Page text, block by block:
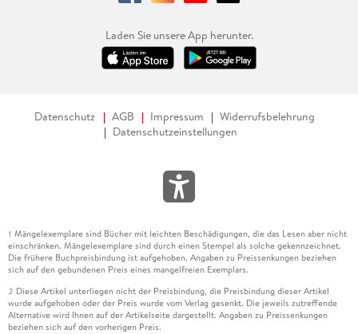
Laden Sie unsere App herunter.
Datenschutz AGB Impressum
Widerrufsbelehrung
Datenschutzeinstellungen
1 Mängelexemplare sind Bücher mit leichten Beschädigungen, die das Lesen aber nicht
einschränken. Mängelexemplare sind durch einen Stempel als solche gekennzeichnet.
Die frühere Buchpreisbindung ist aufgehoben. Angaben zu Preissenkungen beziehen
sich auf den gebundenen Preis eines mangelfreien Exemplars.
2 Diese Artikel unterliegen nicht der Preisbindung, die Preisbindung dieser Artikel
wurde aufgehoben oder der Preis wurde vom Verlag gesenkt. Die jeweils zutreffende
Alternative wird Ihnen auf der Artikelseite dargestellt. Angaben zu Preissenkungen
beziehen sich auf den vorherigen Preis.